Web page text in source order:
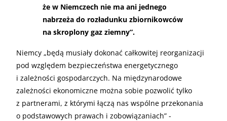
że w Niemczech nie ma ani jednego
nabrzeża do rozładunku zbiornikowców
na skroplony gaz ziemny”.
Niemcy „będą musiały dokonać całkowitej reorganizacji
pod względem bezpieczeństwa energetycznego
i zależności gospodarczych. Na międzynarodowe
zależności ekonomiczne można sobie pozwolić tylko
z partnerami, z którymi łączą nas wspólne przekonania
o podstawowych prawach i zobowiązaniach” -